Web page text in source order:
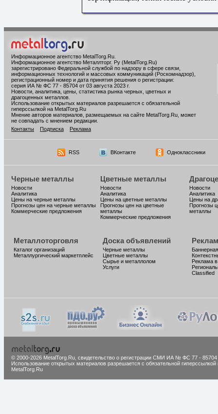
Информационное агентство MetalTorg.Ru
Информационное агентство Металлторг. Ру (MetalTorg.Ru)
зарегистрировано Федеральной службой по надзору в сфере связи,
информационных технологий и массовых коммуникаций (Роскомнадзор),
регистрационный номер и дата принятия решения о регистрации:
серия ИА № ФС 77 - 85704 от 03 августа 2023 г.
Новости, аналитика, цены, статистика рынка черных, цветных и
драгоценных металлов.
Использование открытых материалов разрешается с обязательной
гиперссылкой на MetalTorg.Ru
Мнение авторов материалов, размещаемых на сайте MetalTorg.Ru, может
не совпадать с мнением редакции.
Контакты
Подписка Реклама
RSS ВКонтакте Одноклассники
Черные металлы
Новости
Аналитика
Цены на черные металлы
Прогнозы цен на черные металлы
Коммерческие предложения
Цветные металлы
Новости
Аналитика
Цены на цветные металлы
Прогнозы цен на цветные
металлы
Коммерческие предложения
Новости
Аналитика
Цены на
Прогнозы
металлы
Металлоторговля
Каталог организаций
Металлургический маркетплейс
Доска объявлений
Черные металлы
Цветные металлы
Сырье и металлолом
Услуги
Реклама
Classified
© 2000-2026 MetalTorg.Ru, cвидетельство о регистрации СМИ ИА № ФС 77 - 85704
Использование открытых материалов разрешается с обязательной гиперссылкой
MetalTorg.Ru